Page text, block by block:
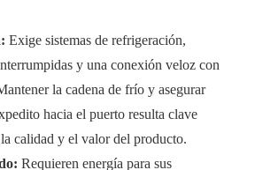
Exige sistemas de refrigeración,
y una conexión veloz con
la cadena de frío y asegurar
hacia el puerto resulta clave
calidad y el valor del producto.
Requieren energía para sus